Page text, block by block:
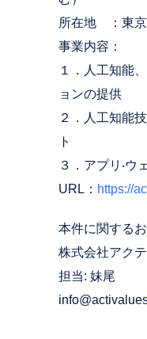
所在地 ：東京
事業内容：
１．⼈⼯知能
ョンの提供
２．⼈⼯知能
ト
３．アプリ‧ウ
URL： https://
本件に関する
株式会社アク
担当: 妹尾